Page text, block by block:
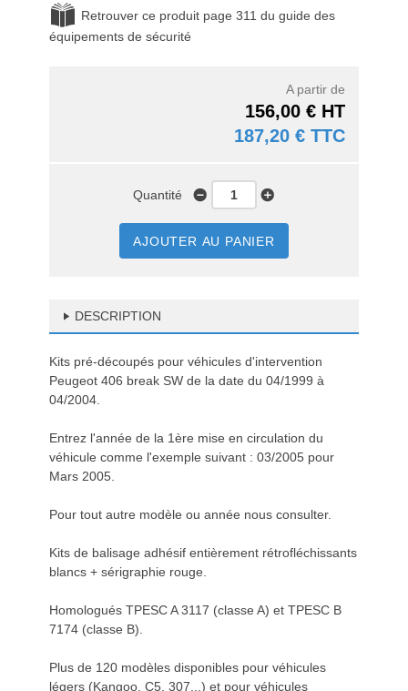
Retrouver ce produit page 311 du guide des
équipements de sécurité
A partir de
156,00 € HT
187,20 € TTC
Quantité
AJOUTER AU PANIER
DESCRIPTION
Kits pré-découpés pour véhicules d'intervention
Peugeot 406 break SW de la date du 04/1999 à
04/2004.
Entrez l'année de la 1ère mise en circulation du
véhicule comme l'exemple suivant : 03/2005 pour
Mars 2005.
Pour tout autre modèle ou année nous consulter.
Kits de balisage adhésif entièrement rétrofléchissants
blancs + sérigraphie rouge.
Homologués TPESC A 3117 (classe A) et TPESC B
7174 (classe B).
Plus de 120 modèles disponibles pour véhicules
légers (Kangoo, C5, 307...) et pour véhicules